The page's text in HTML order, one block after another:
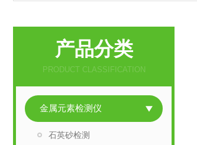
产品分类
PRODUCT CLASSIFICATION
金属元素检测仪
石英砂检测